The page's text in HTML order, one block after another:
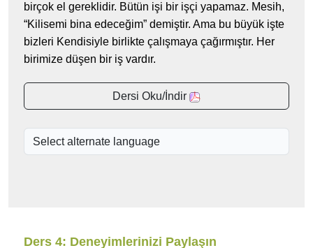
birçok el gereklidir. Bütün işi bir işçi yapamaz. Mesih,
“Kilisemi bina edeceğim” demiştir. Ama bu büyük işte
bizleri Kendisiyle birlikte çalışmaya çağırmıştır. Her
birimize düşen bir iş vardır.
Dersi Oku/İndir
Ders 4: Deneyimlerinizi Paylaşın